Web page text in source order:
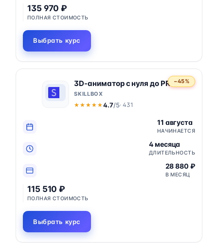
135 970 ₽
ПОЛНАЯ СТОИМОСТЬ
Выбрать курс
−45%
3D-аниматор с нуля до PRO
SKILLBOX
★★★★★
★★★★★4.7/5· 431
11 августа
НАЧИНАЕТСЯ
4 месяца
ДЛИТЕЛЬНОСТЬ
28 880 ₽
В МЕСЯЦ
115 510 ₽
ПОЛНАЯ СТОИМОСТЬ
Выбрать курс